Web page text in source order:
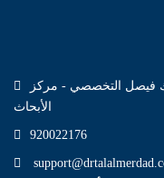
فيصل التخصصي - مركز
الأبحاث
920022176